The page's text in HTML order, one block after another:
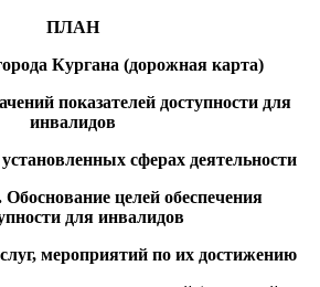
ПЛАН
Кургана (дорожнаякарта)
показателей доступности для
инвалидов
сферах деятельности
Обоснование целей обеспечения
для инвалидов
мероприятий по их достижению